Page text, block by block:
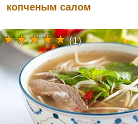
копченым салом
(1)